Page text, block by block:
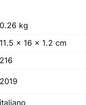
0.26 kg
11.5 × 16 × 1.2 cm
216
2019
italiano